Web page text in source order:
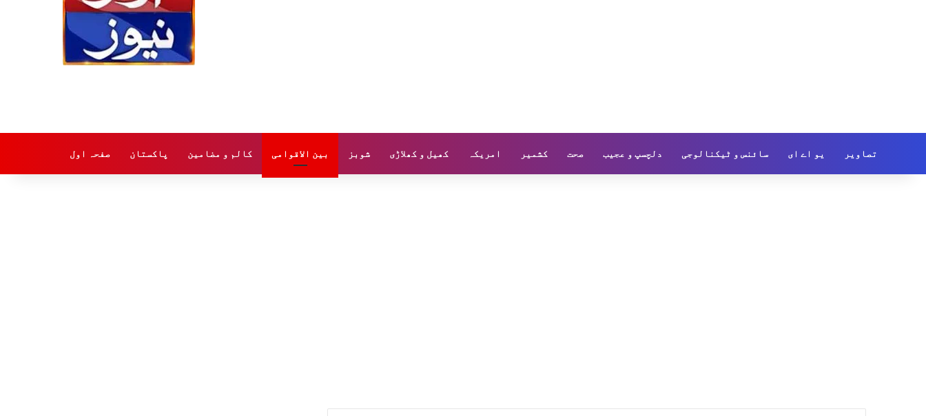
صفحہ اول پاکستان کالم و مضامین بین الاقوامی شوبز کھیل و کھلاڑی امریکہ کشمیر صحت دلچسپ و عجیب سائنس و ٹیکنالوجی یو اے ای تصاویر